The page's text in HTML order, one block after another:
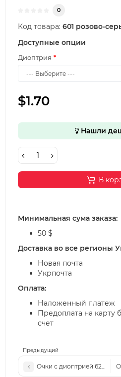
Предыдущий
Очки с диоптрией 621
0
Код товара: 601 розово-
Доступные опции
Диоптрия
$1.70
Нашли
В
Минимальная сума заказа:
50 $
Доставка во все регионы
Новая почта
Укрпочта
Оплата:
Наложенный платеж
Предоплата на карту
счет